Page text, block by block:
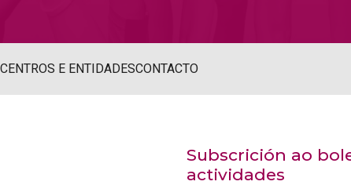
CENTROS E ENTIDADESCONTACTO
Subscrición ao
actividades